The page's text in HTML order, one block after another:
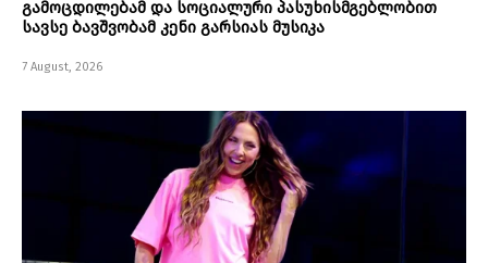
გამოცდილებამ და სოციალური პასუხისმგებლობით
სავსე ბავშვობამ კენი გარსიას მუსიკა
7 August, 2026